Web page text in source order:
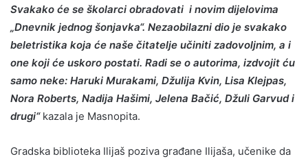
Svakako će se školarci obradovati i novim dijelovima
„Dnevnik jednog šonjavka“. Nezaobilazni dio je svakako
beletristika koja će naše čitatelje učiniti zadovoljnim, a i
one koji će uskoro postati. Radi se o autorima, izdvojit ću
samo neke: Haruki Murakami, Džulija Kvin, Lisa Klejpas,
Nora Roberts, Nadija Hašimi, Jelena Bačić, Džuli Garvud i
drugi“kazala je Masnopita.
Gradska biblioteka Ilijaš poziva građane Ilijaša, učenike da